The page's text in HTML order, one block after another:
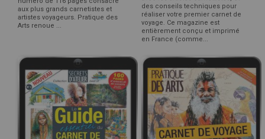
aux plus grands carnetistes et
artistes voyageurs. Pratique des
Arts renoue ...
des conseils techniques pour
réaliser votre premier carnet de
voyage. Ce magazine est
entièrement conçu et imprimé
en France (comme...